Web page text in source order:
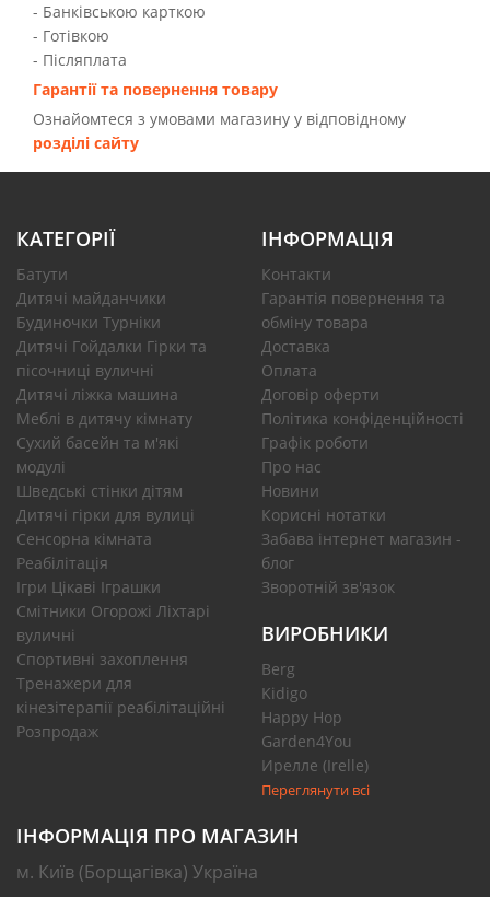
- Банківською карткою
- Готівкою
- Післяплата
Гарантії та повернення товару
Ознайомтеся з умовами магазину у відповідному
розділі сайту
КАТЕГОРІЇ
Батути
Дитячі майданчики
Будиночки Турніки
Дитячі Гойдалки Гірки та
пісочниці вуличні
Дитячі ліжка машина
Меблі в дитячу кімнату
Сухий басейн та м'які
модулі
Шведські стінки дітям
Дитячі гірки для вулиці
Сенсорна кімната
Реабілітація
Ігри Цікаві Іграшки
Смітники Огорожі Ліхтарі
вуличні
Спортивні захоплення
Тренажери для
кінезітерапії реабілітаційні
Розпродаж
ІНФОРМАЦІЯ
Контакти
Гарантія повернення та
обміну товара
Доставка
Оплата
Договір оферти
Політика конфіденційності
Графік роботи
Про нас
Новини
Корисні нотатки
Забава інтернет магазин -
блог
Зворотній зв'язок
ВИРОБНИКИ
Berg
Kidigo
Happy Hop
Garden4You
Ирелле (Irelle)
Переглянути всі
ІНФОРМАЦІЯ ПРО МАГАЗИН
м. Київ (Борщагівка) Україна